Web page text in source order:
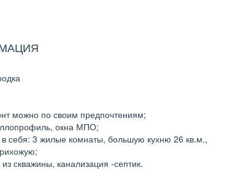
можно по своим предпочтениям;
окна МПО;
себя: 3 жилые комнаты, большую кухню 26 кв.м.,
скважины, канализация -септик.